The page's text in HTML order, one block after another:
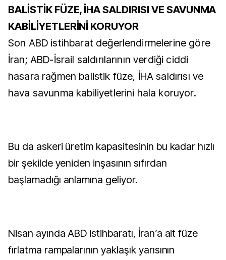
BALİSTİK FÜZE, İHA SALDIRISI VE SAVUNMA
KABİLİYETLERİNİ KORUYOR
Son ABD istihbarat değerlendirmelerine göre
İran; ABD-İsrail saldırılarının verdiği ciddi
hasara rağmen balistik füze, İHA saldırısı ve
hava savunma kabiliyetlerini hala koruyor.
Bu da askeri üretim kapasitesinin bu kadar hızlı
bir şekilde yeniden inşasının sıfırdan
başlamadığı anlamına geliyor.
Nisan ayında ABD istihbaratı, İran’a ait füze
fırlatma rampalarının yaklaşık yarısının